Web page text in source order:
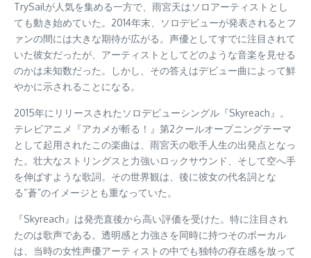
TrySailが人気を集める一方で、雨宮天はソロアーティストとし
ても動き始めていた。2014年末、ソロデビューが発表されるとフ
ァンの間には大きな期待が広がる。声優としてすでに注目されて
いた彼女だったが、アーティストとしてどのような音楽を見せる
のかは未知数だった。しかし、その答えはデビュー曲によって鮮
やかに示されることになる。
2015年にリリースされたソロデビューシングル『Skyreach』。
テレビアニメ『アカメが斬る！』第2クールオープニングテーマ
として起用されたこの楽曲は、雨宮天の歌手人生の出発点となっ
た。壮大なストリングスと力強いロックサウンド、そして空へ手
を伸ばすような歌詞。その世界観は、後に彼女の代名詞とな
る“蒼”のイメージとも重なっていた。
『Skyreach』は発売直後から高い評価を受けた。特に注目され
たのは歌声である。透明感と力強さを同時に持つそのボーカル
は、当時の女性声優アーティストの中でも独特の存在感を放って